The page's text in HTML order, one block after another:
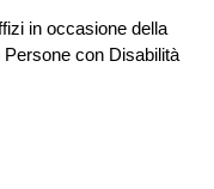
in occasione della
con Disabilità